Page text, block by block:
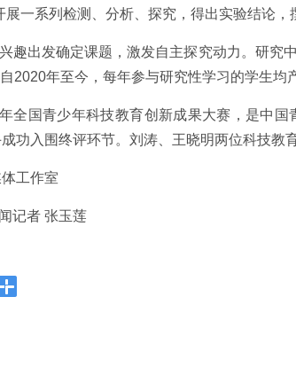
一系列检测、分析、探究，得出实验结论
趣出发确定课题，激发自主探究动力。研究
自2020年至今，每年参与研究性学习的学生
全国青少年科技教育创新成果大赛，是中
功入围终评环节。刘涛、王晓明两位科技教
工作室
记者 张玉莲